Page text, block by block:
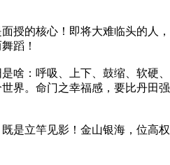
授的核心！即将大难临头的人，
蹈！
：呼吸、上下、鼓缩、软硬、
界。命门之幸福感，要比丹田强
是立竿见影！金山银海，位高权